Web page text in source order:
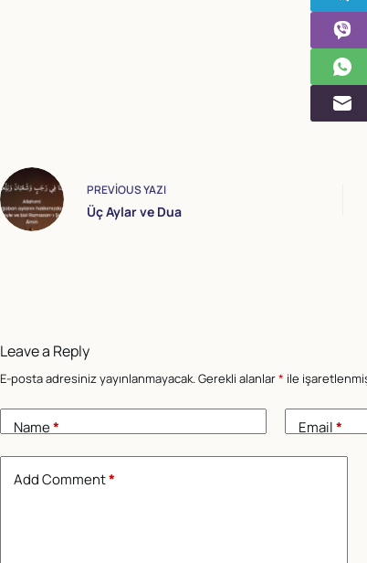
PREVIOUSYAZI
Üç Aylar ve Dua
Leave a Reply
E-posta adresiniz yayınlanmayacak.Gerekli alanlar* ile
Name* Email*
Add Comment*